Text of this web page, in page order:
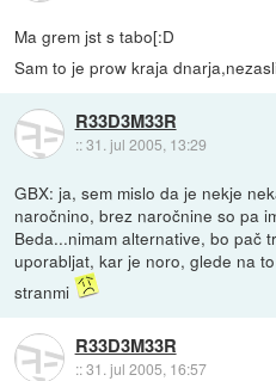
Ma grem jst s tabo[:D
Sam to je prow kraja
R33D3M33R
::31. jul 2005, 13:29
GBX: ja, sem mislo da je nekje
naročnino, brez naročnine so pa
Beda...nimam alternative, bo pač
uporabljat, kar je noro, glede na
stranmi
R33D3M33R
::31. jul 2005, 16:57